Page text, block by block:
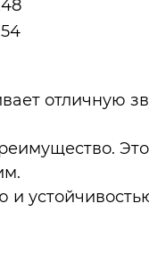
отличную
и